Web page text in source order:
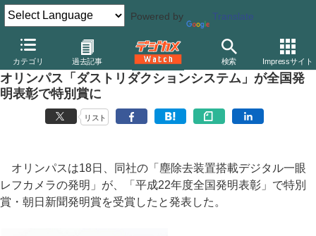
Powered by Translate
カテゴリ 過去記事 検索 Impressサイト
デジカメ Watch カメラ ミラーレスカメラ オリンパス
オリンパス「ダストリダクションシステム」が全国発
明表彰で特別賞に
リスト
オリンパスは18日、同社の「塵除去装置搭載デジタル一眼
レフカメラの発明」が、「平成22年度全国発明表彰」で特別
賞・朝日新聞発明賞を受賞したと発表した。